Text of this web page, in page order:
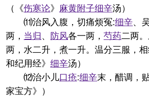
（《伤寒论》 麻黄附子细辛汤）
⑾治风入腹，切痛烦冤:细辛、
两， 当归 、 防风各一两， 芍药二两
两，水二升，煮一升。温分三服，
和纪用经》 细辛汤）
⑿治小儿口疮:细辛末，醋调，
家宝方》）